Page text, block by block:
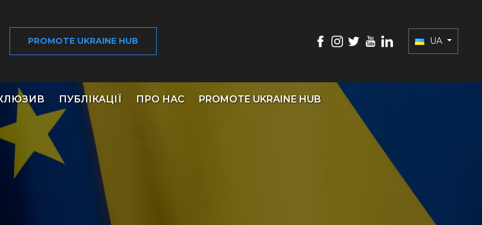
PROMOTE UKRAINE HUB UA
ПУБЛІКАЦІЇ ПРО НАС PROMOTE UKRAINE HUB